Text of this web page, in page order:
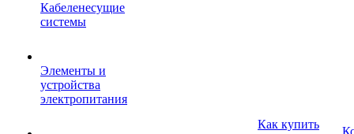
Кабеленесущие
системы
Элементы и
устройства
электропитания
Как купить